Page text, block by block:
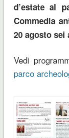
d’estate al
Commedia
20 agosto
Vedi
parco